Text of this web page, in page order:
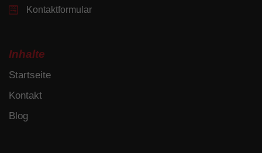
Kontaktformular
Inhalte
Startseite
Kontakt
Blog